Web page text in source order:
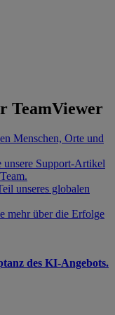
TeamViewer
Menschen, Orte und
unsere Support-Artikel
unseres globalen
mehr über die Erfolge
des KI-Angebots.